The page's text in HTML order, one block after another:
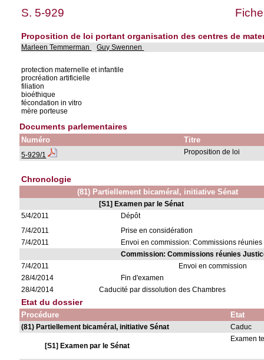
S. 5-929
Proposition de loi portant organisation des centres de
Marleen Temmerman Guy Swennen
protection maternelle et infantile
procréation artificielle
filiation
bioéthique
fécondation in vitro
mère porteuse
Documents parlementaires
Numéro Titre
5-929/1 Proposition de loi
Chronologie
(81) Partiellement bicaméral, initiative Sénat
[S1] Examen par le Sénat
5/4/2011
Dépôt
7/4/2011
Prise en considération
7/4/2011
Envoi en commission: Commissions
Commission: Commissions réunies
7/4/2011
Envoi en commission
28/4/2014
Fin d'examen
28/4/2014
Caducité par dissolution des Chambres
Etat du dossier
Procédure Etat
(81) Partiellement bicaméral, initiative Sénat Caduc
[S1] Examen par le Sénat
Examen